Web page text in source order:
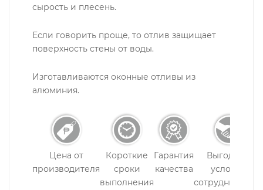
сырость и плесень.
Если говорить проще, то отлив защищает
поверхность стены от воды.
Изготавливаются оконные отливы из
алюминия.
Цена от
производителя
Короткие
сроки
выполнения
Гарантия
качества
Выгодные
условия
сотрудничества